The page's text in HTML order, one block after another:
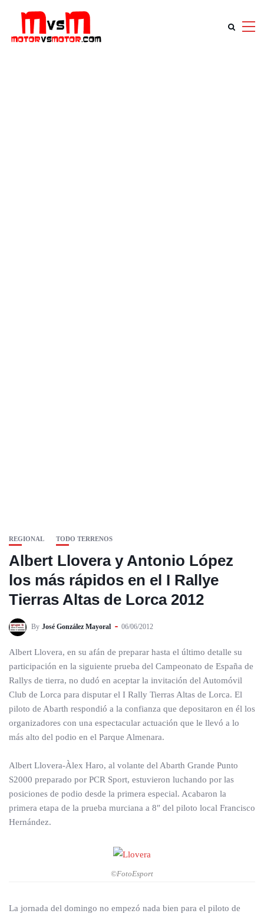
REGIONAL TODO TERRENOS
Albert Llovera y Antonio López
los más rápidos en el I Rallye
Tierras Altas de Lorca 2012
By José González Mayoral 06/06/2012
Albert Llovera, en su afán de preparar hasta el último detalle su
participación en la siguiente prueba del Campeonato de España de
Rallys de tierra, no dudó en aceptar la invitación del Automóvil
Club de Lorca para disputar el I Rally Tierras Altas de Lorca. El
piloto de Abarth respondió a la confianza que depositaron en él los
organizadores con una espectacular actuación que le llevó a lo
más alto del podio en el Parque Almenara.
Albert Llovera-Àlex Haro, al volante del Abarth Grande Punto
S2000 preparado por PCR Sport, estuvieron luchando por las
posiciones de podio desde la primera especial. Acabaron la
primera etapa de la prueba murciana a 8″ del piloto local Francisco
Hernández.
©FotoEsport
La jornada del domingo no empezó nada bien para el piloto de